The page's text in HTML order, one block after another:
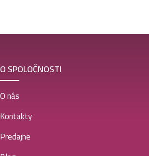
O SPOLOČNOSTI
O nás
Kontakty
Predajne